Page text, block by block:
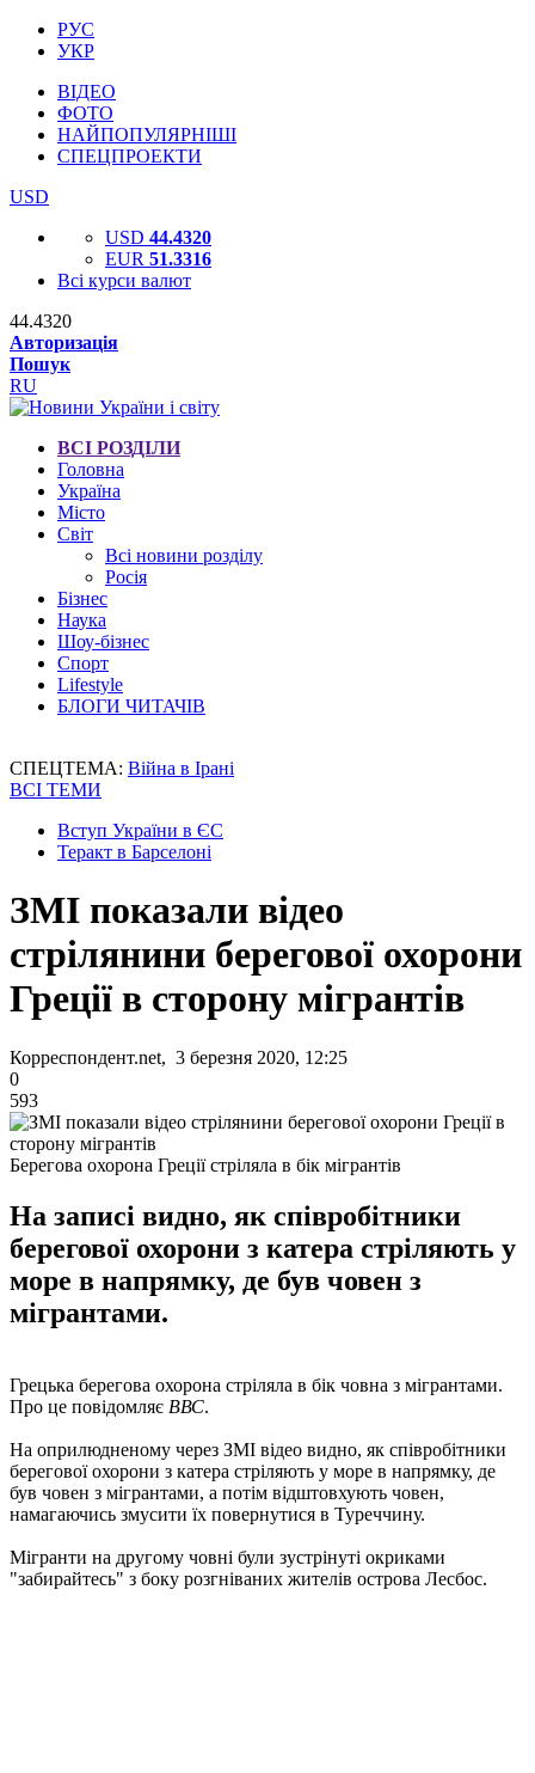
РУС
УКР
ВІДЕО
ФОТО
НАЙПОПУЛЯРНІШІ
СПЕЦПРОЕКТИ
USD
USD 44.4320
EUR 51.3316
Всі курси валют
44.4320
Авторизація
Пошук
RU
ВСІ РОЗДІЛИ
Головна
Україна
Місто
Світ
Всі новини розділу
Росія
Бізнес
Наука
Шоу-бізнес
Спорт
Lifestyle
БЛОГИ ЧИТАЧІВ
СПЕЦТЕМА: Війна в Ірані
ВСІ ТЕМИ
Вступ України в ЄС
Теракт в Барселоні
ЗМІ показали відео
стрілянини берегової охорони
Греції в сторону мігрантів
Корреспондент.net, 3 березня 2020, 12:25
0
593
Берегова охорона Греції стріляла в бік мігрантів
На записі видно, як співробітники
берегової охорони з катера стріляють у
море в напрямку, де був човен з
мігрантами.
Грецька берегова охорона стріляла в бік човна з мігрантами.
Про це повідомляє ВВС.
На оприлюдненому через ЗМІ відео видно, як співробітники
берегової охорони з катера стріляють у море в напрямку, де
був човен з мігрантами, а потім відштовхують човен,
намагаючись змусити їх повернутися в Туреччину.
Мігранти на другому човні були зустрінуті окриками
"забирайтесь" з боку розгніваних жителів острова Лесбос.